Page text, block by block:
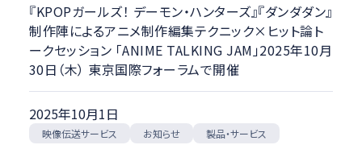
『KPOPガールズ！ デーモン・ハンターズ』『ダンダダン』
制作陣によるアニメ制作編集テクニック×ヒット論ト
ークセッション 「ANIME TALKING JAM」2025年10月
30日（木） 東京国際フォーラムで開催
2025年10月1日
映像伝送サービス お知らせ 製品・サービス